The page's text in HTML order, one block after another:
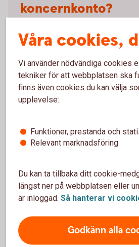
koncernkonto?
Välkommen att kontakta er
bankkontor.
Frågor? Välkommen till ett
Företagskonton
Våra cookies,
Vi använder nödvändiga cookies
tekniker för att webbplatsen ska
finns även cookies du kan välja
upplevelse:
Funktioner, prestanda och
Relevant marknadsföring
Du kan ta tillbaka ditt cookie-
längst ner på webbplatsen eller
är inloggad. Så hanterar vi
Godkänn alla